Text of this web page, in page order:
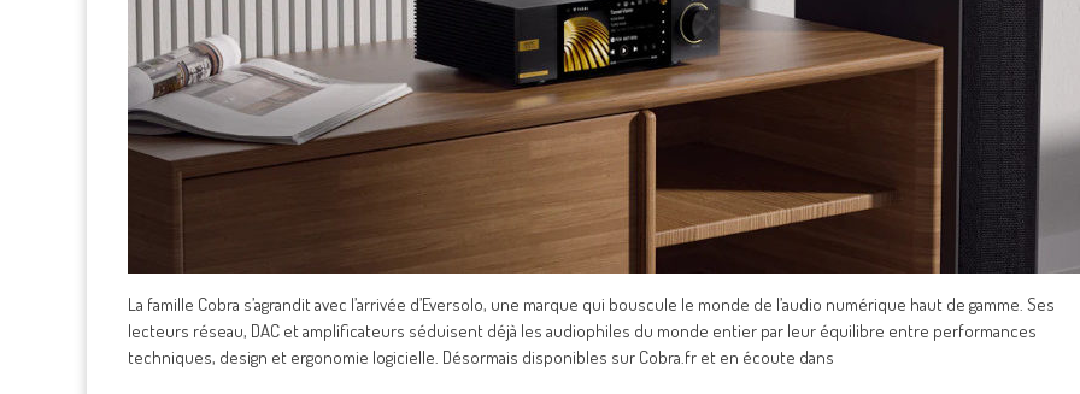
La famille Cobra s’agrandit avec l’arrivée d’Eversolo, une marque qui bouscule le monde de l’audio numérique haut de gamme. Ses
lecteurs réseau, DAC et amplificateurs séduisent déjà les audiophiles du monde entier par leur équilibre entre performances
techniques, design et ergonomie logicielle. Désormais disponibles sur Cobra.fr et en écoute dans